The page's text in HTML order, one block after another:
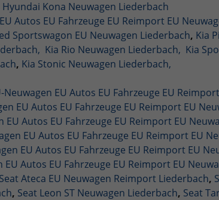
Hyundai Kona Neuwagen Liederbach
Autos EU Fahrzeuge EU Reimport EU
Sportswagon EU Neuwagen Liederbach, Kia
Kia Rio Neuwagen Liederbach, Kia
, Kia Stonic Neuwagen Liederbach,
EU Autos EU Fahrzeuge EU
EU Autos EU Fahrzeuge EU Reimport EU
Autos EU Fahrzeuge EU Reimport EU
EU Autos EU Fahrzeuge EU Reimport EU
EU Autos EU Fahrzeuge EU Reimport EU
Autos EU Fahrzeuge EU Reimport EU
Seat Ateca EU Neuwagen Reimport Liederbach,
, Seat Leon ST Neuwagen Liederbach, Seat